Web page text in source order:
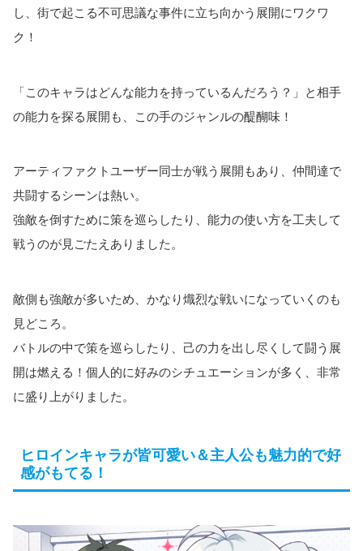
し、街で起こる不可思議な事件に立ち向かう展開にワクワ
ク！
「このキャラはどんな能力を持っているんだろう？」と相手
の能力を探る展開も、この手のジャンルの醍醐味！
アーティファクトユーザー同士が戦う展開もあり、仲間達で
共闘するシーンは熱い。
強敵を倒すために策を巡らしたり、能力の使い方を工夫して
戦うのが見ごたえありました。
敵側も強敵が多いため、かなり熾烈な戦いになっていくのも
見どころ。
バトルの中で策を巡らしたり、己の力を出し尽くして闘う展
開は燃える！個人的に好みのシチュエーションが多く、非常
に盛り上がりました。
ヒロインキャラが皆可愛い＆主人公も魅力的で好
感がもてる！